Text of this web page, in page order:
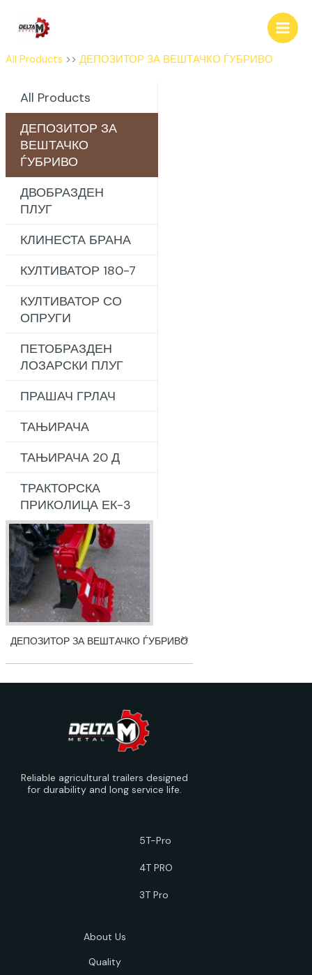
content
All Products >> ДЕПОЗИТОР ЗА ВЕШТАЧКО ЃУБРИВО
All Products
ДЕПОЗИТОР ЗА
ВЕШТАЧКО
ЃУБРИВО
ДВОБРАЗДЕН
ПЛУГ
КЛИНЕСТА БРАНА
КУЛТИВАТОР 180-7
КУЛТИВАТОР СО
ОПРУГИ
ПЕТОБРАЗДЕН
ЛОЗАРСКИ ПЛУГ
ПРАШАЧ ГРЛАЧ
ТАЊИРАЧА
ТАЊИРАЧА 20 Д
ТРАКТОРСКА
ПРИКОЛИЦА ЕК-3
ДЕПОЗИТОР ЗА ВЕШТАЧКО ЃУБРИВО
Reliable agricultural trailers designed
for durability and long service life.
5T-Pro
4T PRO
3T Pro
About Us
Quality